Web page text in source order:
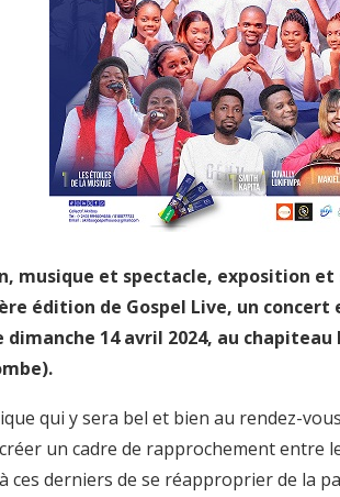
musique et spectacle, exposition
édition de Gospel Live, un
14 avril 2024, au chapiteau
qui y sera bel et bien au rendez-
un cadre de rapprochement entre
ces derniers de se réapproprier de la